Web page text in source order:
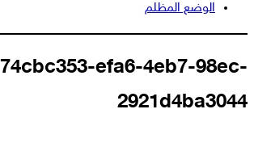
الوضع المظلم
74cbc353-efa6-4eb7-98ec-
2921d4ba3044